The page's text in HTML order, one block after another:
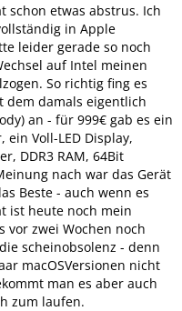
schon etwas abstrus. Ich
in Apple
leider gerade so noch
auf Intel meinen
So richtig fing es
dem damals eigentlich
an - für 999€ gab es ein
Voll-LED Display,
DDR3 RAM, 64Bit
nach war das Gerät
Beste - auch wenn es
ist heute noch mein
zwei Wochen noch
scheinobsolenz - denn
macOSVersionen nicht
man es aber auch
zum laufen.